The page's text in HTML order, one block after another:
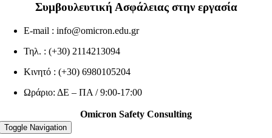
Συμβουλευτική Ασφάλειας στην εργασία
E-mail :info@omicron.edu.gr
Τηλ. : (+30) 2114213094
Κινητό : (+30) 6980105204
Ωράριο: ΔE – ΠA / 9:00-17:00
Omicron Safety Consulting
Toggle Navigation